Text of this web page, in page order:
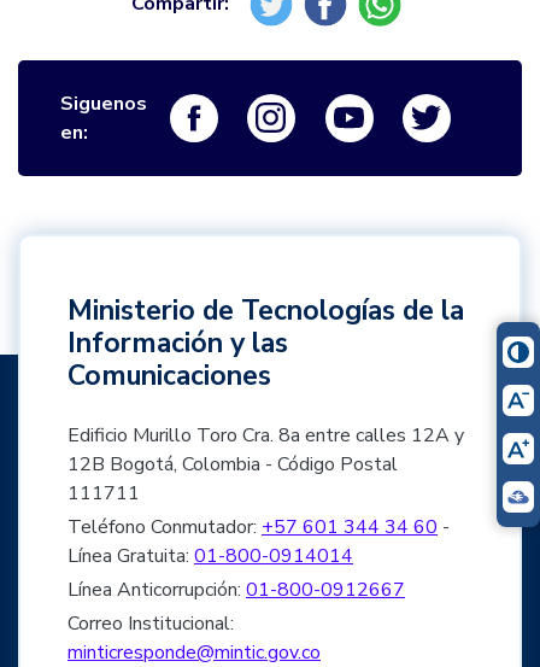
Siguenos
en:
Logo FacebookLogo InstagramLogo Youtube
Ministerio de Tecnologías de la
Información y las
Comunicaciones
Edificio Murillo Toro Cra. 8a entre calles 12A y
12B Bogotá, Colombia - Código Postal
111711
Teléfono Conmutador: +57 601 344 34 60 -
Línea Gratuita: 01-800-0914014
Línea Anticorrupción: 01-800-0912667
Correo Institucional:
minticresponde@mintic.gov.co